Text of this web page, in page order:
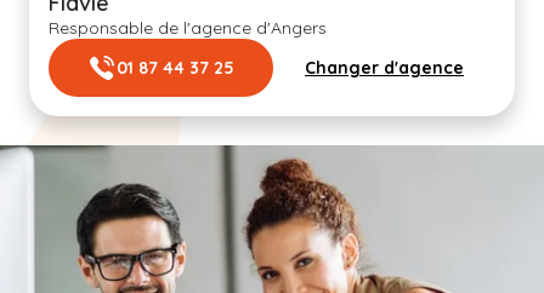
Responsable de l'agence d'Angers
01 87 44 37 25
Changer d'agence